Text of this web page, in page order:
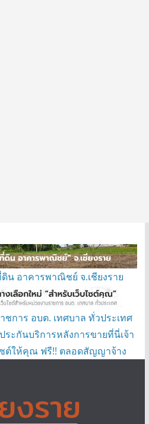
น อาคารพาณิชย์ จ.เชียงราย
ชการ อบต. เทศบาล ทั่วประเทศ
ะกันบริการหลังการขายที่นี่เจ้า
ซต์ให้คุณ ฟรี!! ตลอดสัญญาจ้าง